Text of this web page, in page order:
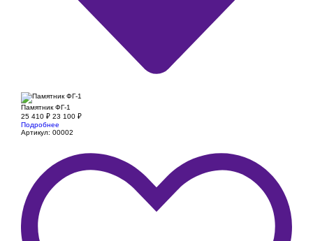
Памятник ФГ-1
25 410 ₽ 23 100 ₽
Подробнее
Артикул: 00002